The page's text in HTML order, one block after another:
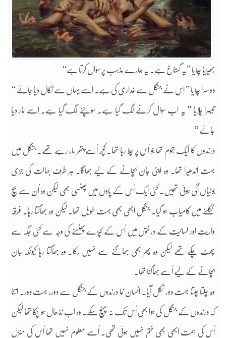
بھیڑیا چلایا ’’یہ گستاخ ہے۔ یہ ہمارے مذہب پر سوال کرتا ہے‘‘
دوسرا چلایا ’’ اِس نے جنگل سے غداری کی ہے۔ اِسے یہاں سے نکال دیا جائے ‘‘
تیسرا چلایا ’’ یہ اب سوال کرنے لگ گیا ہے۔ سوچنے لگ گیا ہے۔ اِسے مار دیا
جائے ‘‘
درندوں کا ایک ہجوم تھا جو اُس پر چلا رہا تھا۔ کچھ اُسے پتھر مار رہے تھے۔ جنگل میں
بہت اندھیرا تھا۔ وہ اپنی جان بچانے کے لیے بھاگا۔ ہر طرف جہالت کی جڑی
بوٹیاں اُگی ہوئی تھیں۔ کئی ایک اُس کے پاؤں میں پھنسی بھی لیکن وہ اُن سے بچ
نکلنے میں کامیاب ہو گیا۔ جنگل ابھی بھی بہت طویل تھا۔ لیکن وہ بھاگتا رہا۔ فرقہ
واریت اور لسانیت کے درختوں میں اُس کے کپڑے پھنسنے کی وجہ سے کئی جگہ سے
پھٹ چکے تھے لیکن وہ پھر بھی بھاگنے سے نہیں رکا۔ وہ بھاگتا رہا کیونکہ جان
بچانے کے لیے اُسے بھاگنا تھا۔
وہ چلتا چلتا بہت دور نکل آیا۔ انسان نما درندوں کے جنگل سے دور، بہت دور۔ اتنا
کہ درندوں کے جنگل کی ہوا بھی اُس تک نہ پہنچ سکے۔ وہ اب نڈھال ہو چکا تھا لیکن
اُس کی ہمت ابھی بھی ختم نہیں ہوئی تھی۔ اُسے معلوم نہیں تھا اُس کی منزل